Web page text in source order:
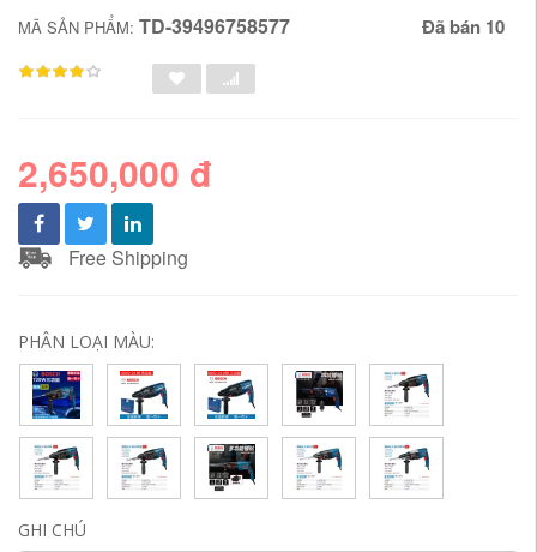
MÃ SẢN PHẨM: TD-39496758577 Đã bán 10
2,650,000 đ
Free Shipping
PHÂN LOẠI MÀU:
GHI CHÚ